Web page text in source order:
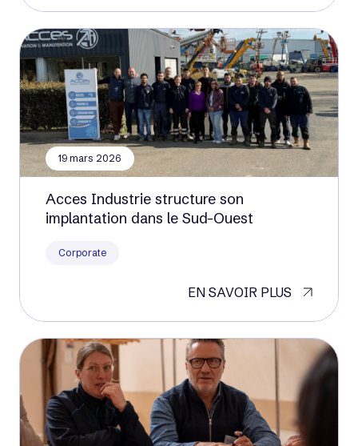
19 mars 2026
Acces Industrie structure son
implantation dans le Sud-Ouest
Corporate
EN SAVOIR PLUS